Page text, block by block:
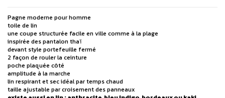
Pagne moderne pour homme
toile de lin
une coupe structurée facile en ville comme à la plage
inspirée des pantalon thaï
devant style portefeuille fermé
2 façon de rouler la ceinture
poche plaquée côté
amplitude à la marche
lin respirant et sec idéal par temps chaud
taille ajustable par croisement des panneaux